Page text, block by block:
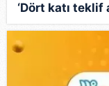
‘Dört katı teklif